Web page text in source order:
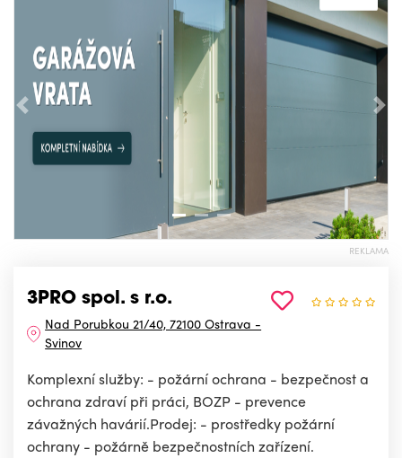
Předchozí
REKLAMA
3PRO spol. s r.o.
Nad Porubkou 21/40, 72100 Ostrava -
Svinov
Komplexní služby: - požární ochrana - bezpečnost a
ochrana zdraví při práci, BOZP - prevence
závažných havárií.Prodej: - prostředky požární
ochrany - požárně bezpečnostních zařízení.